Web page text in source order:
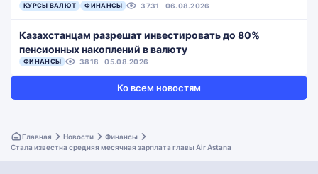
КУРСЫ ВАЛЮТ ФИНАНСЫ 3731 06.08.2026
Казахстанцам разрешат инвестировать до 80%
пенсионных накоплений в валюту
ФИНАНСЫ 3818 05.08.2026
Ко всем новостям
Главная Новости
Финансы
Стала известна средняя месячная зарплата главы Air Astana